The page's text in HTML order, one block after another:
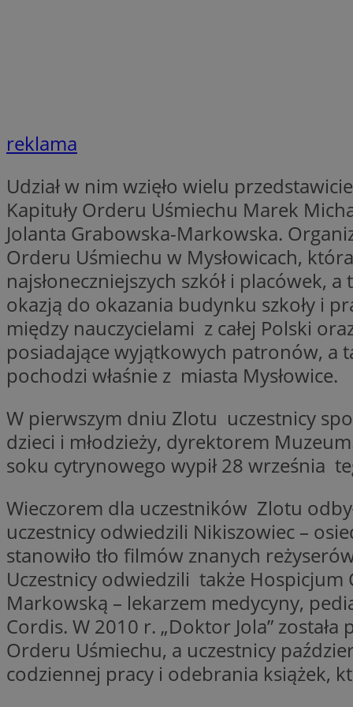
reklama
Udział w nim wzięło wielu
Kapituły Orderu Uśmiechu Marek
Jolanta Grabowska-Markowska.
Orderu Uśmiechu w Mysłowicach,
najsłoneczniejszych szkół i placówek,
okazją do okazania budynku szkoły i
między nauczycielami z całej Polski
posiadające wyjątkowych patronów, a
pochodzi właśnie z miasta Mysłowice.
W pierwszym dniu Zlotu uczestnicy
dzieci i młodzieży, dyrektorem
soku cytrynowego wypił 28 września
Wieczorem dla uczestników Zlotu
uczestnicy odwiedzili Nikiszowiec –
stanowiło tło filmów znanych
Uczestnicy odwiedzili także Hospicjum
Markowską – lekarzem medycyny,
Cordis. W 2010 r. „Doktor Jola”
Orderu Uśmiechu, a uczestnicy
codziennej pracy i odebrania książek,
suid
INGRESSCOOKIE
__cf_bm
Nazwa
sa-user-id-v3
Nazwa
TDID
tt_viewer
Nazwa
google_push
Nazwa
openstat_gid
WMF-Uniq
ADK_EX_11